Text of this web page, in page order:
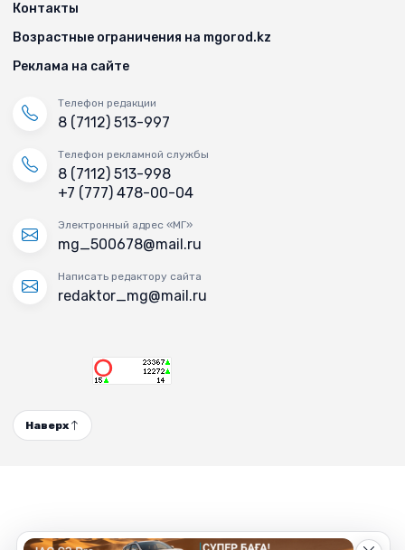
Контакты
Возрастные ограничения на mgorod.kz
Реклама на сайте
Телефон редакции
8 (7112) 513-997
Телефон рекламной службы
8 (7112) 513-998
+7 (777) 478-00-04
Электронный адрес «МГ»
mg_500678@mail.ru
Написать редактору сайта
redaktor_mg@mail.ru
Наверх